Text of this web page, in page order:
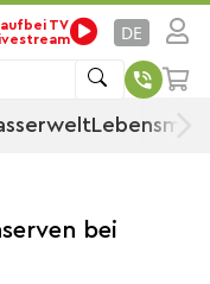
TV
DE
bei